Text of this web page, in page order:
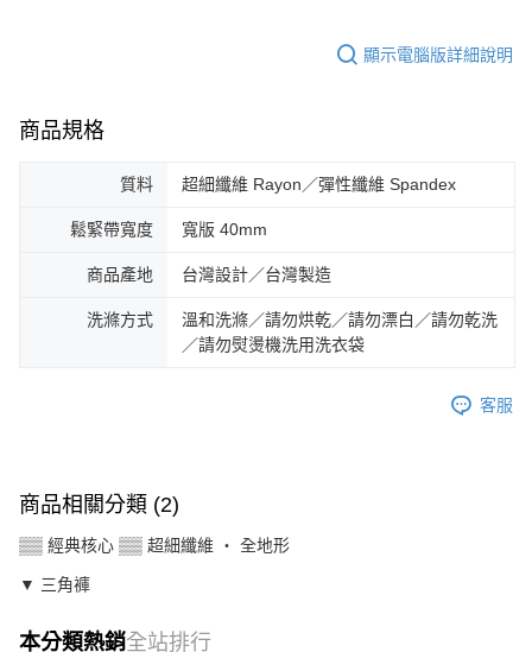
顯示電腦版詳細說明
商品規格
質料 超細纖維 Rayon／彈性纖維 Spandex
鬆緊帶寬度 寬版 40mm
商品產地 台灣設計／台灣製造
洗滌方式
溫和洗滌／請勿烘乾／請勿漂白／請勿乾洗
／請勿熨燙機洗用洗衣袋
客服
商品相關分類 (2)
▒▒ 經典核心 ▒▒ 超細纖維 ‧ 全地形
▼ 三角褲
本分類熱銷全站排行